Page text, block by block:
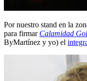
Por nuestro stand en la
para firmar Calamidad
ByMartínez y yo) el